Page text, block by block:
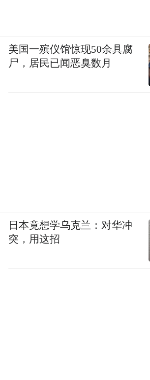
美国一殡仪馆惊现50余具腐
尸，居民已闻恶臭数月
日本竟想学乌克兰：对华冲
突，用这招